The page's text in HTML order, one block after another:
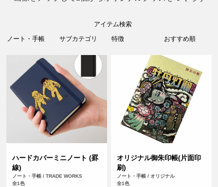
アイテム検索
ハードカバーミニノート (罫
線)
ノート・手帳 / TRADE WORKS
全1色
オリジナル御朱印帳(片面印
刷)
ノート・手帳 / オリジナル
全1色